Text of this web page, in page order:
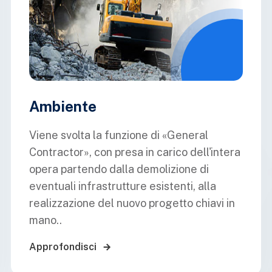
Ambiente
Viene svolta la funzione di «General
Contractor», con presa in carico dell'intera
opera partendo dalla demolizione di
eventuali infrastrutture esistenti, alla
realizzazione del nuovo progetto chiavi in
mano..
Approfondisci